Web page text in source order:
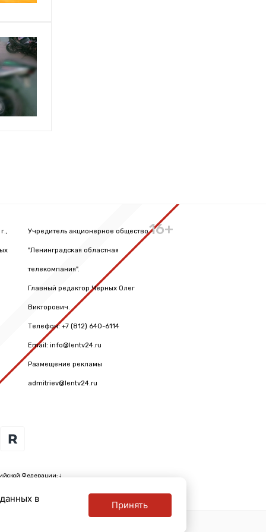
Учредитель акционерное общество
"Ленинградская областная
телекомпания".
Главный редактор Черных Олег
Викторович.
Телефон: +7 (812) 640-6114
Email: info@lentv24.ru
Размещение рекламы
admitriev@lentv24.ru
16+
Федерации: ↓
в
Принять